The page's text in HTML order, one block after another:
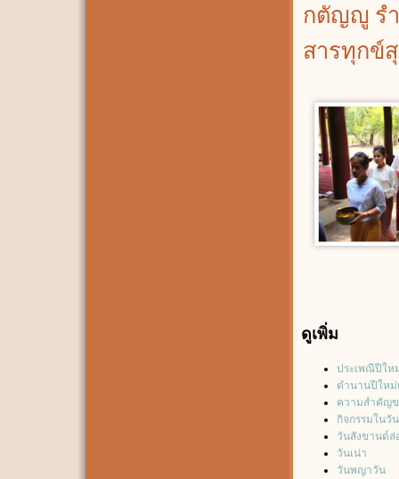
กตัญญู ร
สารทุกข์
ดูเพิ่ม
ประเพณีปีให
ตำนานปีใหม่
ความสำคัญข
กิจกรรมในวั
วันสังขานต์ล่
วันเน่า
วันพญาวัน